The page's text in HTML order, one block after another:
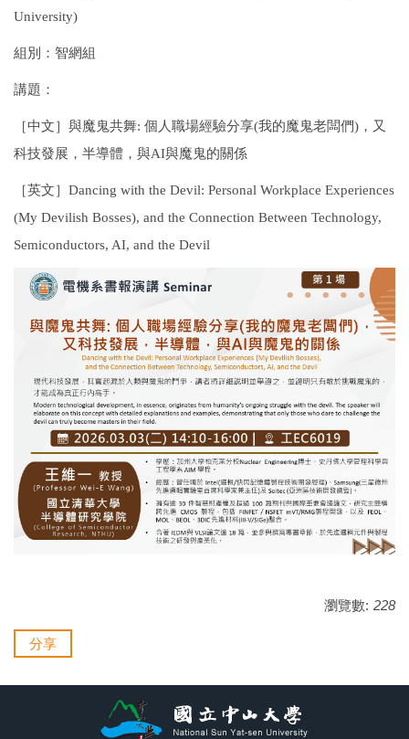
University)
組別：智網組
講題：
［中文］與魔鬼共舞: 個人職場經驗分享(我的魔鬼老闆們) ，又
科技發展，半導體，與AI與魔鬼的關係
［英文］ Dancing with the Devil: Personal Workplace Experiences
(My Devilish Bosses), and the Connection Between Technology,
Semiconductors, AI, and the Devil
瀏覽數: 228
分享